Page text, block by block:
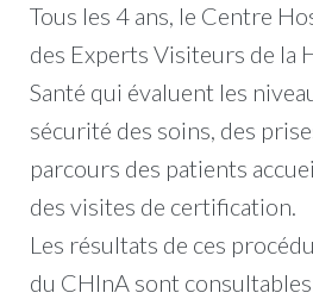
Tous les 4 ans, le Centre
des Experts Visiteurs de la
Santé qui évaluent les
sécurité des soins, des
parcours des patients
des visites de certification.
Les résultats de ces
du CHInA sont